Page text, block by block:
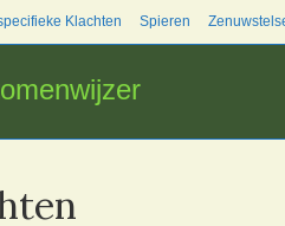
Klachten Spieren